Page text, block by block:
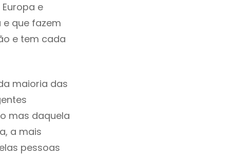
e
que fazem
e tem cada
maioria das
mas daquela
a mais
pessoas